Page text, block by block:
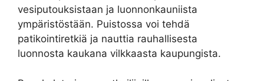
vesiputouksistaan ja luonnonkauniista
ympäristöstään. Puistossa voi tehdä
patikointiretkiä ja nauttia rauhallisesta
luonnosta kaukana vilkkaasta kaupungista.